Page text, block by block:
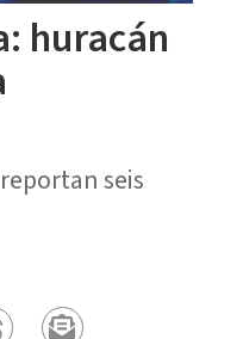
huracán
seis